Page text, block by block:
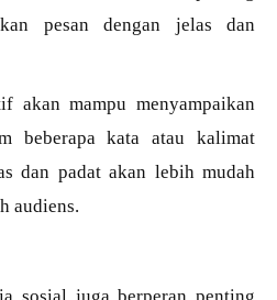
pesan dengan jelas dan
akan mampu menyampaikan
beberapa kata atau kalimat
dan padat akan lebih mudah
audiens.